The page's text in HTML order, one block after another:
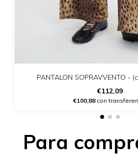
PANTALON SOPRAVVENTO -
€112,09
€100,88con
Para